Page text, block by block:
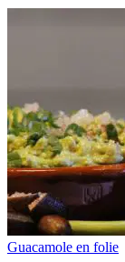
Guacamole en folie